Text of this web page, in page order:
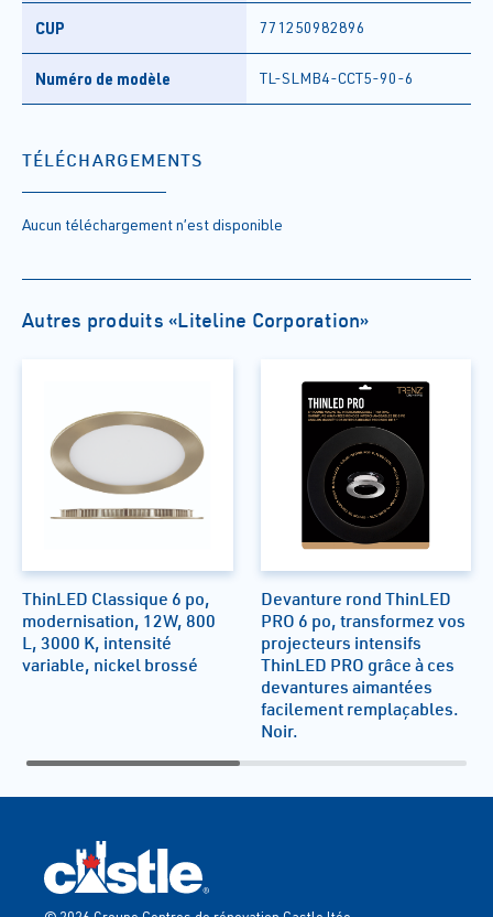
CUP 771250982896
Numéro de modèle TL-SLMB4-CCT5-90-6
TÉLÉCHARGEMENTS
Aucun téléchargement n’est disponible
Autres produits «Liteline Corporation»
ThinLED Classique 6 po,
modernisation, 12W, 800
L, 3000 K, intensité
variable, nickel brossé
Devanture rond ThinLED
PRO 6 po, transformez vos
projecteurs intensifs
ThinLED PRO grâce à ces
devantures aimantées
facilement remplaçables.
Noir.